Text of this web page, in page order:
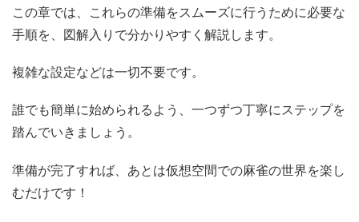
この章では、これらの準備をスムーズに行うために必要な
手順を、図解入りで分かりやすく解説します。
複雑な設定などは一切不要です。
誰でも簡単に始められるよう、一つずつ丁寧にステップを
踏んでいきましょう。
準備が完了すれば、あとは仮想空間での麻雀の世界を楽し
むだけです！